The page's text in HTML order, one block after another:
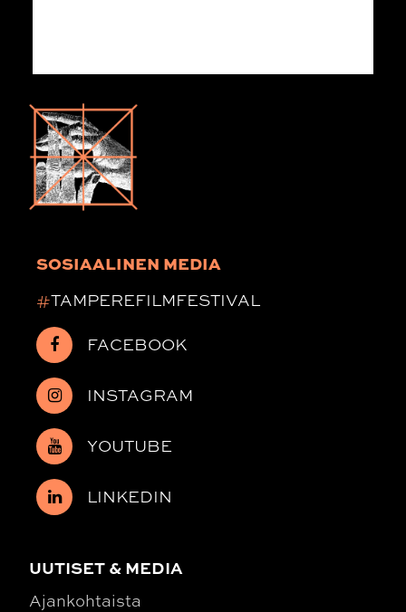
SOSIAALINEN MEDIA
#TAMPEREFILMFESTIVAL
FACEBOOK
INSTAGRAM
YOUTUBE
LINKEDIN
UUTISET & MEDIA
Ajankohtaista